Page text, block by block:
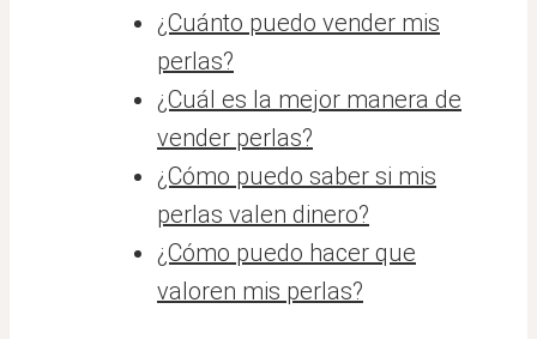
¿Cuánto puedo vender mis
perlas?
¿Cuál es la mejor manera de
vender perlas?
¿Cómo puedo saber si mis
perlas valen dinero?
¿Cómo puedo hacer que
valoren mis perlas?